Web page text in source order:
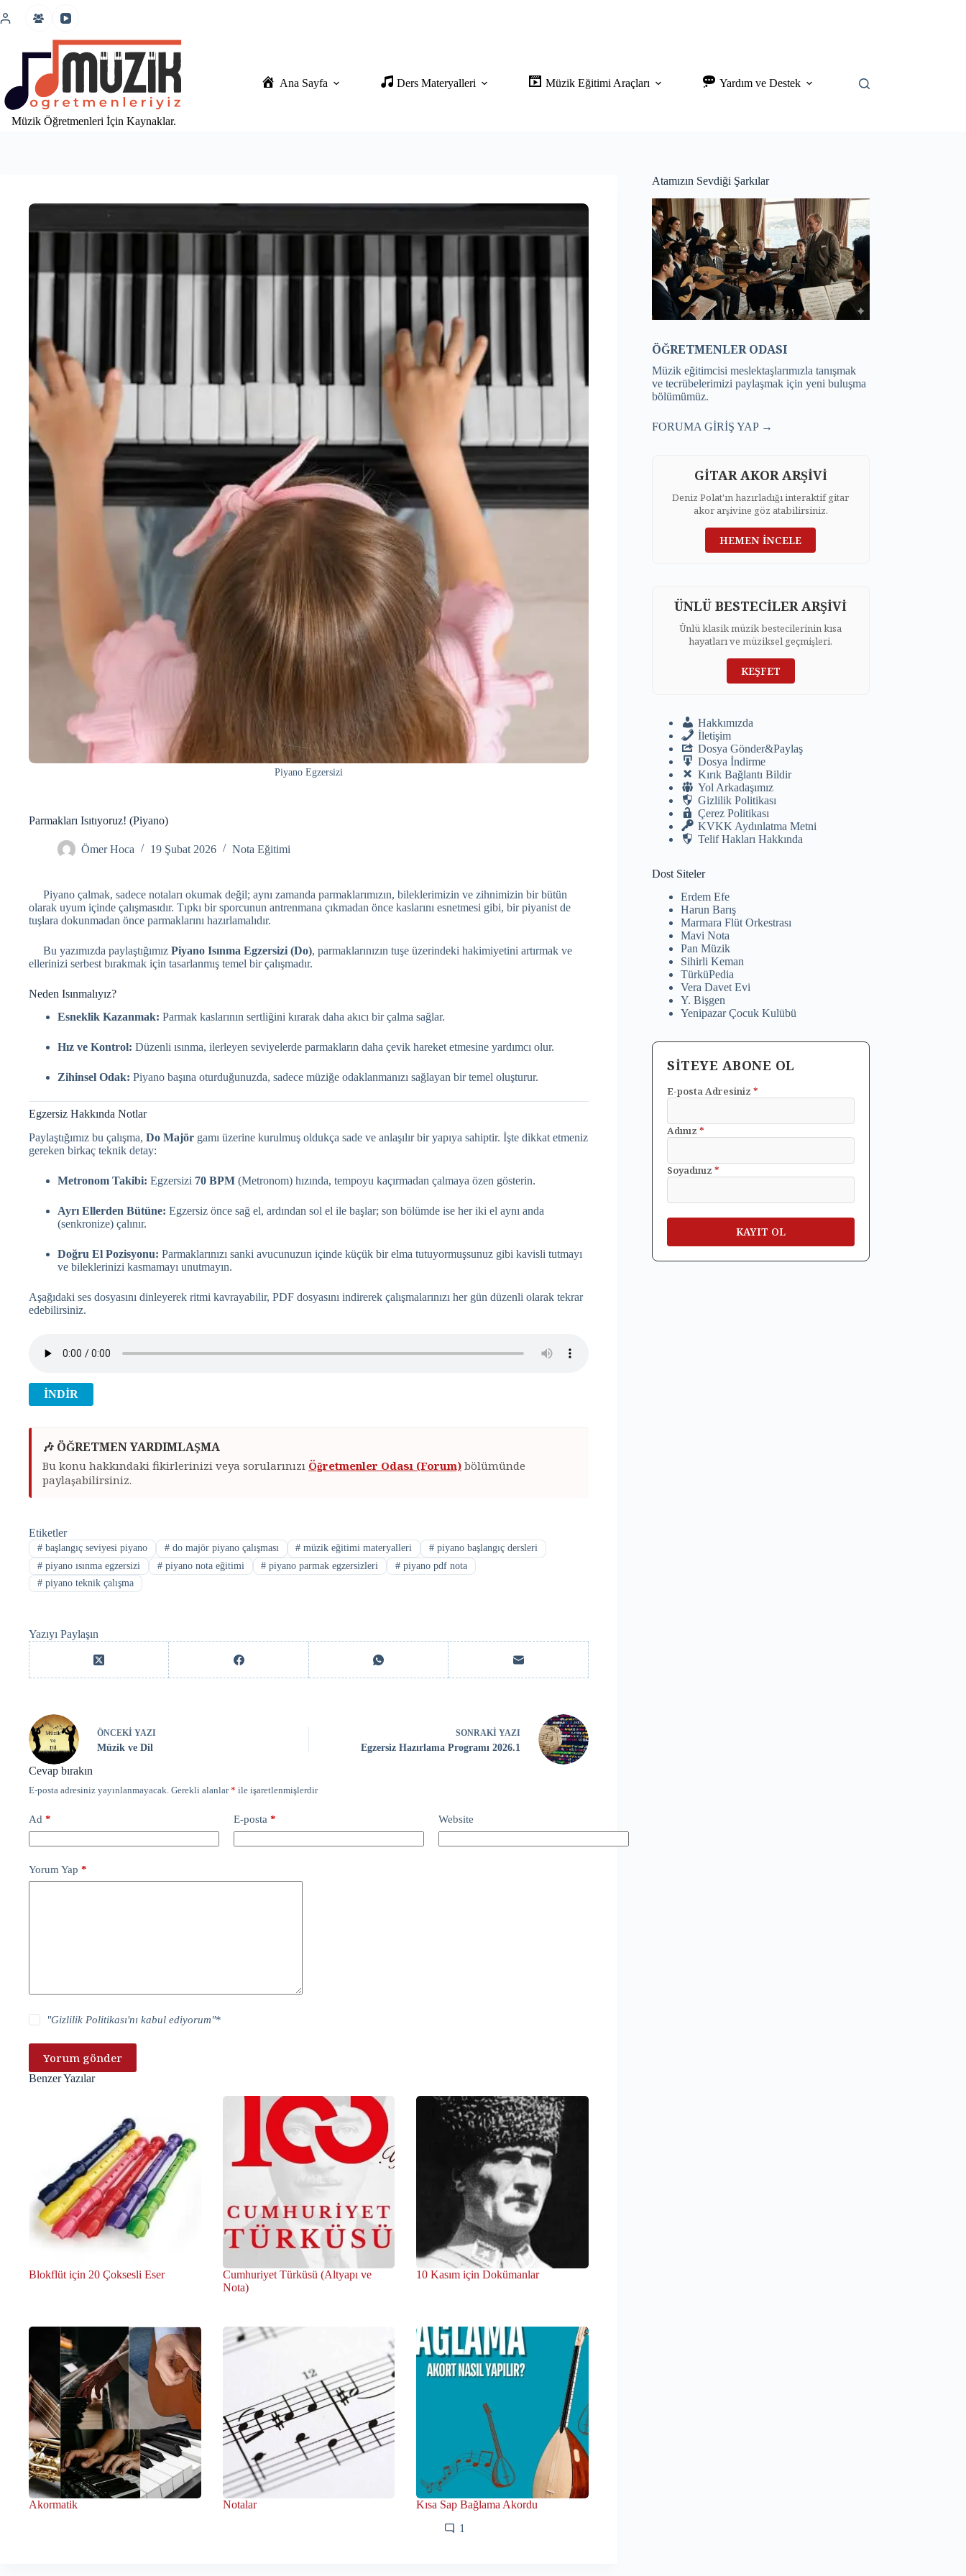
atla
Müzik Öğretmenleri İçin Kaynaklar.
Ana Sayfa Ders Materyalleri Müzik Eğitimi Araçları Yardım ve Destek
Piyano Egzersizi
Parmakları Isıtıyoruz! (Piyano)
Ömer Hoca 19 Şubat 2026 Nota Eğitimi
Piyano çalmak, sadece notaları okumak değil; aynı zamanda parmaklarımızın, bileklerimizin ve zihnimizin bir bütün
olarak uyum içinde çalışmasıdır. Tıpkı bir sporcunun antrenmana çıkmadan önce kaslarını esnetmesi gibi, bir piyanist de
tuşlara dokunmadan önce parmaklarını hazırlamalıdır.
Bu yazımızda paylaştığımız Piyano Isınma Egzersizi (Do), parmaklarınızın tuşe üzerindeki hakimiyetini artırmak ve
ellerinizi serbest bırakmak için tasarlanmış temel bir çalışmadır.
Neden Isınmalıyız?
Esneklik Kazanmak: Parmak kaslarının sertliğini kırarak daha akıcı bir çalma sağlar.
Hız ve Kontrol: Düzenli ısınma, ilerleyen seviyelerde parmakların daha çevik hareket etmesine yardımcı olur.
Zihinsel Odak: Piyano başına oturduğunuzda, sadece müziğe odaklanmanızı sağlayan bir temel oluşturur.
Egzersiz Hakkında Notlar
Paylaştığımız bu çalışma, Do Majör gamı üzerine kurulmuş oldukça sade ve anlaşılır bir yapıya sahiptir. İşte dikkat etmeniz
gereken birkaç teknik detay:
Metronom Takibi: Egzersizi 70 BPM (Metronom) hızında, tempoyu kaçırmadan çalmaya özen gösterin.
Ayrı Ellerden Bütüne: Egzersiz önce sağ el, ardından sol el ile başlar; son bölümde ise her iki el aynı anda
(senkronize) çalınır.
Doğru El Pozisyonu: Parmaklarınızı sanki avucunuzun içinde küçük bir elma tutuyormuşsunuz gibi kavisli tutmayı
ve bileklerinizi kasmamayı unutmayın.
Aşağıdaki ses dosyasını dinleyerek ritmi kavrayabilir, PDF dosyasını indirerek çalışmalarınızı her gün düzenli olarak tekrar
edebilirsiniz.
İNDİR
🎶 ÖĞRETMEN YARDIMLAŞMA
Bu konu hakkındaki fikirlerinizi veya sorularınızı Öğretmenler Odası (Forum) bölümünde
paylaşabilirsiniz.
Etiketler
#başlangıç seviyesi piyano #do majör piyano çalışması # müzik eğitimi materyalleri # piyano başlangıç dersleri
#piyano ısınma egzersizi #piyano nota eğitimi # piyano parmak egzersizleri # piyano pdf nota
#piyano teknik çalışma
Yazıyı Paylaşın
ÖNCEKI YAZI
Müzik ve Dil
SONRAKI YAZI
Egzersiz Hazırlama Programı 2026.1
Cevap bırakın
E-posta adresiniz yayınlanmayacak. Gerekli alanlar* ile işaretlenmişlerdir
Ad * E-posta * Website
Yorum Yap *
"Gizlilik Politikası'nı kabul ediyorum"*
Yorum gönder
Benzer Yazılar
Blokflüt için 20 Çoksesli Eser
Cumhuriyet Türküsü (Altyapı ve
Nota)
10 Kasım için Dokümanlar
Akormatik Notalar
Kısa Sap Bağlama Akordu
1
Atamızın Sevdiği Şarkılar
ÖĞRETMENLER ODASI
Müzik eğitimcisi meslektaşlarımızla tanışmak
ve tecrübelerimizi paylaşmak için yeni buluşma
bölümümüz.
FORUMA GİRİŞ YAP →
GİTAR AKOR ARŞİVİ
Deniz Polat'ın hazırladığı interaktif gitar
akor arşivine göz atabilirsiniz.
HEMEN İNCELE
ÜNLÜ BESTECİLER ARŞİVİ
Ünlü klasik müzik bestecilerinin kısa
hayatları ve müziksel geçmişleri.
KEŞFET
Hakkımızda
İletişim
Dosya Gönder&Paylaş
Dosya İndirme
Kırık Bağlantı Bildir
Yol Arkadaşımız
Gizlilik Politikası
Çerez Politikası
KVKK Aydınlatma Metni
Telif Hakları Hakkında
Dost Siteler
Erdem Efe
Harun Barış
Marmara Flüt Orkestrası
Mavi Nota
Pan Müzik
Sihirli Keman
TürküPedia
Vera Davet Evi
Y. Bişgen
Yenipazar Çocuk Kulübü
SİTEYE ABONE OL
E-posta Adresiniz*
Adınız*
Soyadınız*